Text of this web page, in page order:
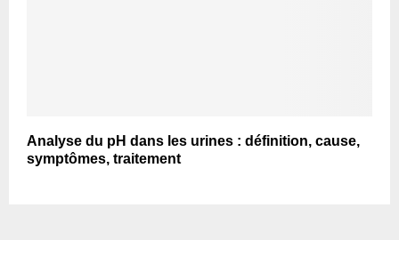
Analyse du pH dans les urines : définition, cause,
symptômes, traitement